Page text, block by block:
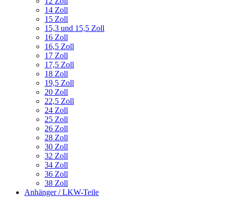
14 Zoll
15 Zoll
15,3 und 15,5 Zoll
16 Zoll
16,5 Zoll
17 Zoll
17,5 Zoll
18 Zoll
19,5 Zoll
20 Zoll
22,5 Zoll
24 Zoll
25 Zoll
26 Zoll
28 Zoll
30 Zoll
32 Zoll
34 Zoll
36 Zoll
38 Zoll
Anhänger / LKW-Teile